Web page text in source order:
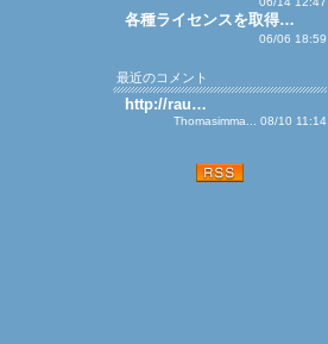
各種ライセンスを取得…
06/06 18:59
最近のコメント
http://rau…
Thomasimma... 08/10 11:14